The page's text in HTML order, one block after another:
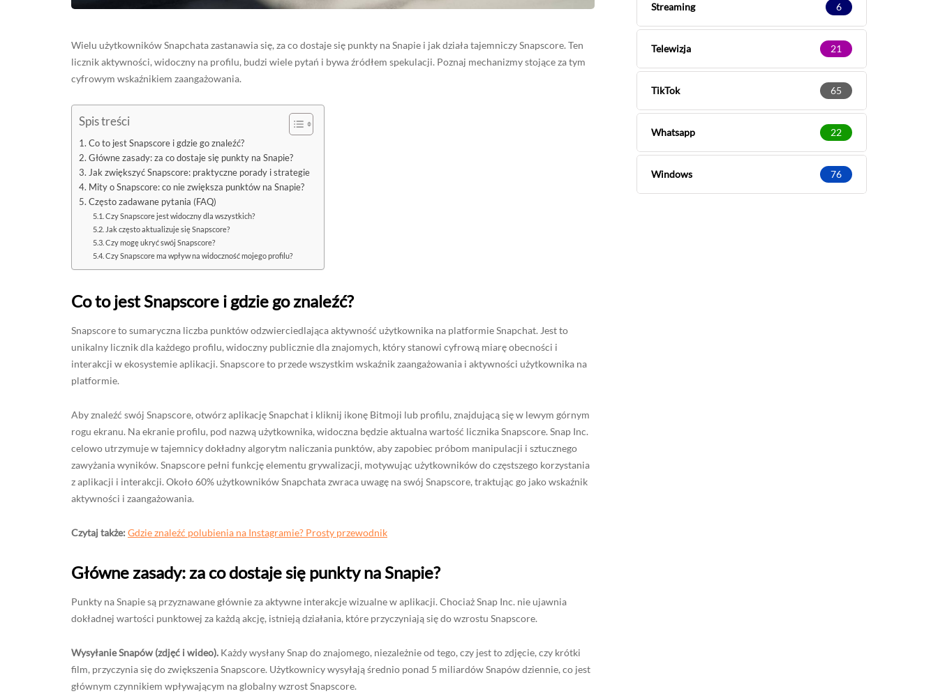
Wielu użytkowników Snapchata zastanawia się, za co dostaje się punkty na Snapie i jak działa tajemniczy Snapscore. Ten
licznik aktywności, widoczny na profilu, budzi wiele pytań i bywa źródłem spekulacji. Poznaj mechanizmy stojące za tym
cyfrowym wskaźnikiem zaangażowania.
Spis treści
Co to jest Snapscore i gdzie go znaleźć?
Główne zasady: za co dostaje się punkty na Snapie?
Jak zwiększyć Snapscore: praktyczne porady i strategie
Mity o Snapscore: co nie zwiększa punktów na Snapie?
Często zadawane pytania (FAQ)
Czy Snapscore jest widoczny dla wszystkich?
Jak często aktualizuje się Snapscore?
Czy mogę ukryć swój Snapscore?
Czy Snapscore ma wpływ na widoczność mojego profilu?
Co to jest Snapscore i gdzie go znaleźć?
Snapscore to sumaryczna liczba punktów odzwierciedlająca aktywność użytkownika na platformie Snapchat. Jest to
unikalny licznik dla każdego profilu, widoczny publicznie dla znajomych, który stanowi cyfrową miarę obecności i
interakcji w ekosystemie aplikacji. Snapscore to przede wszystkim wskaźnik zaangażowania i aktywności użytkownika na
platformie.
Aby znaleźć swój Snapscore, otwórz aplikację Snapchat i kliknij ikonę Bitmoji lub profilu, znajdującą się w lewym górnym
rogu ekranu. Na ekranie profilu, pod nazwą użytkownika, widoczna będzie aktualna wartość licznika Snapscore. Snap Inc.
celowo utrzymuje w tajemnicy dokładny algorytm naliczania punktów, aby zapobiec próbom manipulacji i sztucznego
zawyżania wyników. Snapscore pełni funkcję elementu grywalizacji, motywując użytkowników do częstszego korzystania
z aplikacji i interakcji. Około 60% użytkowników Snapchata zwraca uwagę na swój Snapscore, traktując go jako wskaźnik
aktywności i zaangażowania.
Czytaj także: Gdzie znaleźć polubienia na Instagramie? Prosty przewodnik
Główne zasady: za co dostaje się punkty na Snapie?
Punkty na Snapie są przyznawane głównie za aktywne interakcje wizualne w aplikacji. Chociaż Snap Inc. nie ujawnia
dokładnej wartości punktowej za każdą akcję, istnieją działania, które przyczyniają się do wzrostu Snapscore.
Wysyłanie Snapów (zdjęć i wideo). Każdy wysłany Snap do znajomego, niezależnie od tego, czy jest to zdjęcie, czy krótki
film, przyczynia się do zwiększenia Snapscore. Użytkownicy wysyłają średnio ponad 5 miliardów Snapów dziennie, co jest
głównym czynnikiem wpływającym na globalny wzrost Snapscore.
Streaming 6
Telewizja 21
TikTok 65
Whatsapp 22
Windows 76